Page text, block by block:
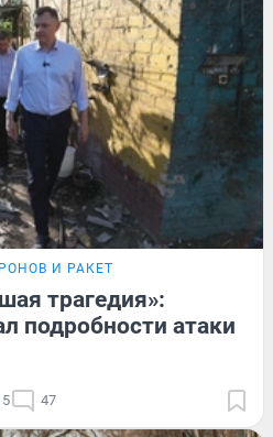
И РАКЕТ
трагедия»:
подробности атаки
47